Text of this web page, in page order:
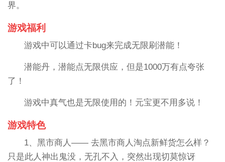
界。
游戏福利
游戏中可以通过卡bug来完成无限刷潜能！
潜能丹，潜能点无限供应，但是1000万有点夸张
了！
游戏中真气也是无限使用的！元宝更不用多说！
游戏特色
1、黑市商人—— 去黑市商人淘点新鲜货怎么样？
只是此人神出鬼没，无孔不入，突然出现切莫惊讶